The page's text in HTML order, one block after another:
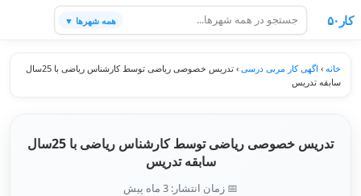
کار۵۰ همه شهرها ▼
خانه › اگهی کار مربی درسی ›
تدریس خصوصی ریاضی توسط کارشناس ریاضی با 25سال
سابقه تدریس
تدریس خصوصی ریاضی توسط کارشناس ریاضی با 25سال
سابقه تدریس
📅 زمان انتشار: 3 ماه پیش